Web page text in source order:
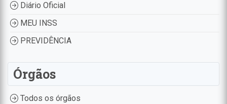
Diário Oficial
MEU INSS
PREVIDÊNCIA
Órgãos
Todos os órgãos